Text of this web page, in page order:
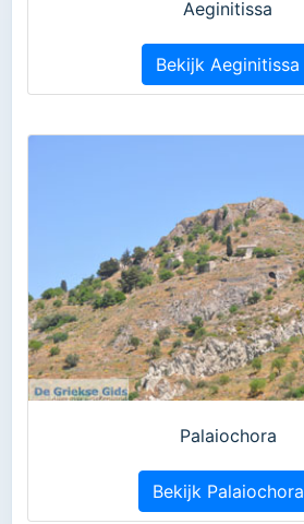
Aeginitissa
Bekijk Aeginitissa
Palaiochora
Bekijk Palaiochora